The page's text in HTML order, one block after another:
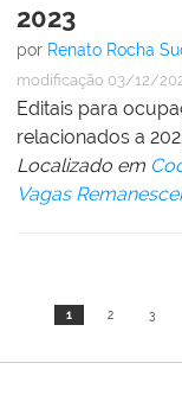
2023
por Renato Rocha
modificação 03/12/
Editais para
relacionados a
Localizado em
Vagas
1 2 3